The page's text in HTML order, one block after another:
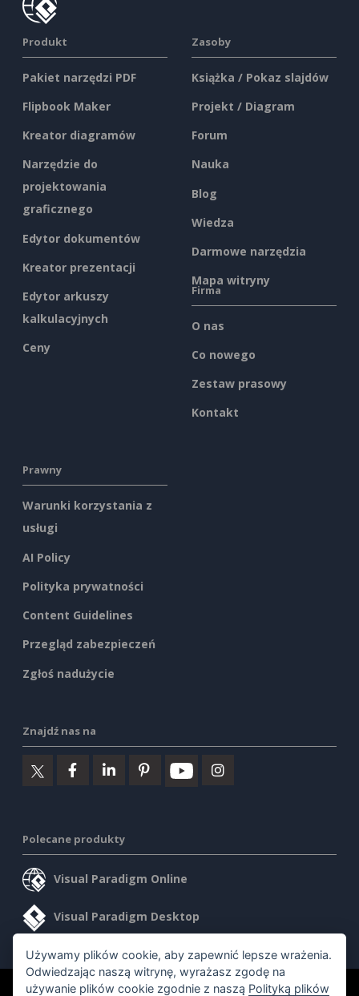
Produkt
Pakiet narzędzi PDF
Flipbook Maker
Kreator diagramów
Narzędzie do
projektowania
graficznego
Edytor dokumentów
Kreator prezentacji
Edytor arkuszy
kalkulacyjnych
Ceny
Zasoby
Książka / Pokaz slajdów
Projekt / Diagram
Forum
Nauka
Blog
Wiedza
Darmowe narzędzia
Mapa witryny
Firma
O nas
Co nowego
Zestaw prasowy
Kontakt
Prawny
Warunki korzystania z
usługi
AI Policy
Polityka prywatności
Content Guidelines
Przegląd zabezpieczeń
Zgłoś nadużycie
Znajdź nas na
Polecane produkty
Visual Paradigm Online
Visual Paradigm Desktop
Używamy plików cookie, aby zapewnić lepsze wrażenia.
Odwiedzając naszą witrynę, wyrażasz zgodę na
używanie plików cookie zgodnie z naszą Polityką plików